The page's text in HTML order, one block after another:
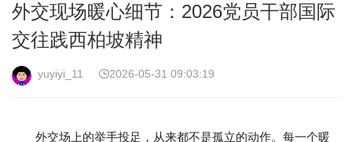
外交现场暖心细节：2026党员干部国际
交往践西柏坡精神
yuyiyi_11 2026-05-31 09:03:19
外交场上的举手投足，从来都不是孤立的动作。每一个暖